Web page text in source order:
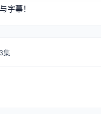
字幕！
集